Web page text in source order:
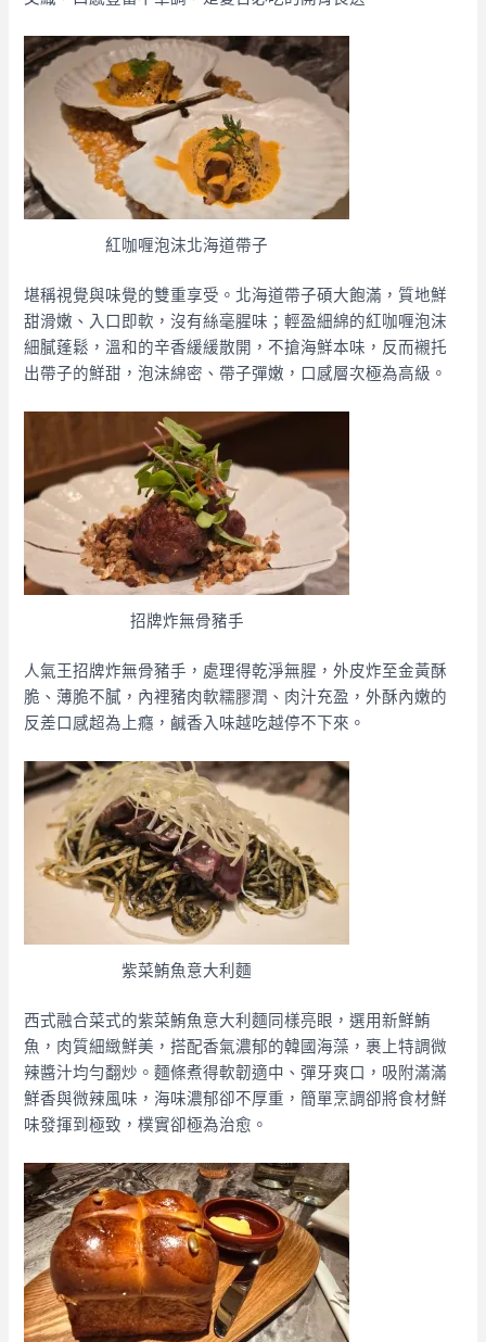
紅咖喱泡沫北海道帶子
堪稱視覺與味覺的雙重享受。北海道帶子碩大飽滿，質地鮮
甜滑嫩、入口即軟，沒有絲毫腥味；輕盈細綿的紅咖喱泡沫
細膩蓬鬆，溫和的辛香緩緩散開，不搶海鮮本味，反而襯托
出帶子的鮮甜，泡沫綿密、帶子彈嫩，口感層次極為高級。
招牌炸無骨豬手
人氣王招牌炸無骨豬手，處理得乾淨無腥，外皮炸至金黃酥
脆、薄脆不膩，內裡豬肉軟糯膠潤、肉汁充盈，外酥內嫩的
反差口感超為上癮，鹹香入味越吃越停不下來。
紫菜鮪魚意大利麵
西式融合菜式的紫菜鮪魚意大利麵同樣亮眼，選用新鮮鮪
魚，肉質細緻鮮美，搭配香氣濃郁的韓國海藻，裹上特調微
辣醬汁均勻翻炒。麵條煮得軟韌適中、彈牙爽口，吸附滿滿
鮮香與微辣風味，海味濃郁卻不厚重，簡單烹調卻將食材鮮
味發揮到極致，樸實卻極為治愈。